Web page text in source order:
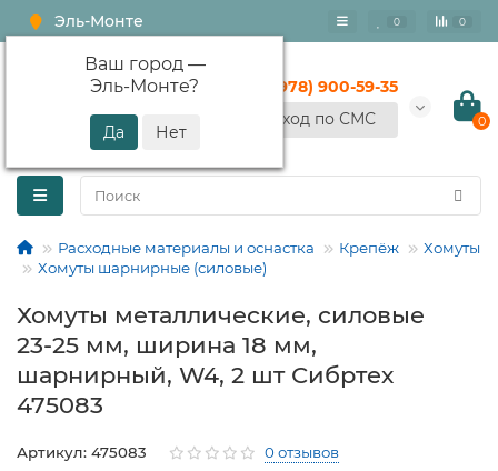
Эль-Монте
Ваш город —
Эль-Монте?
0 0
+7 (978) 900-59-35
Вход по СМС
0
Расходные материалы и оснастка Крепёж
Хомуты
Хомуты шарнирные (силовые)
Хомуты металлические, силовые
23-25 мм, ширина 18 мм,
шарнирный, W4, 2 шт Сибртех
475083
Артикул: 475083 0 отзывов